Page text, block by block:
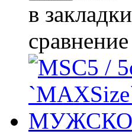
в закладки
сравнение